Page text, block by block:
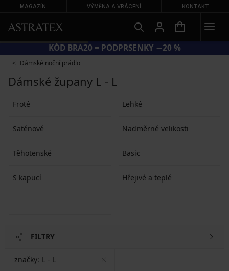
MAGAZÍN VÝMĚNA A VRÁCENÍ KONTAKT
KÓD BRA20 = PODPRSENKY −20 %
Dámské noční prádlo
Dámské župany L - L
Froté Lehké
Saténové Nadměrné velikosti
Těhotenské Basic
S kapucí Hřejivé a teplé
FILTRY
značky: L - L